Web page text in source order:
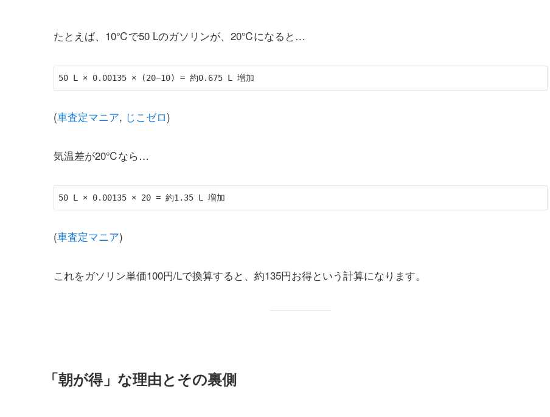
たとえば、10℃で50 Lのガソリンが、20℃になると…
(車査定マニア, じこゼロ)
気温差が20℃なら…
(車査定マニア)
これをガソリン単価100円/Lで換算すると、約135円お得という計算になります。
「朝が得」な理由とその裏側